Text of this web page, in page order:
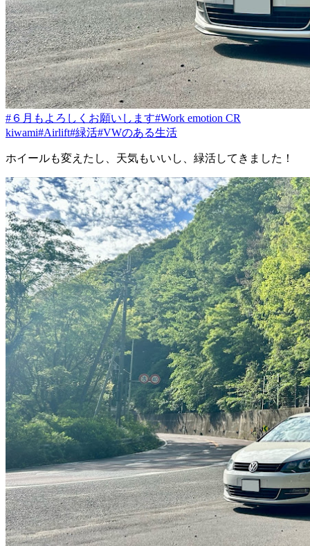
#６月もよろしくお願いします#Work emotion CR
kiwami#Airlift#緑活#VWのある生活
ホイールも変えたし、天気もいいし、緑活してきました！